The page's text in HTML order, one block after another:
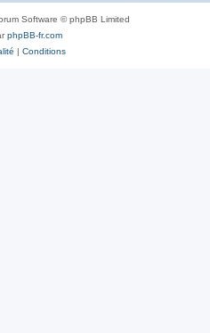
Software © phpBB Limited
phpBB-fr.com
| Conditions